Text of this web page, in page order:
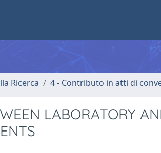
Ricerca 4 - Contributo in atti di
LABORATORY